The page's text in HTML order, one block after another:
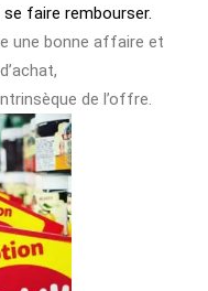
faire rembourser.
une bonne affaire et
de l’offre.